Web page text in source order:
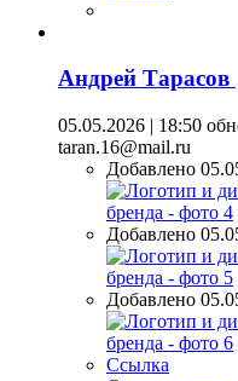
Андрей Тарасов
05.05.2026 | 18:50
taran.16@mail.ru
Добавлено
Добавлено
Добавлено
Ссылка